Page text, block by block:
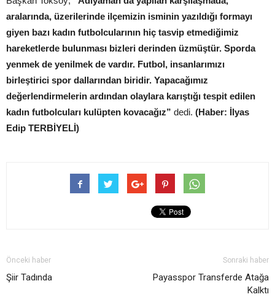
aralarında, üzerilerinde ilçemizin isminin yazıldığı formayı
giyen bazı kadın futbolcularının hiç tasvip etmediğimiz
hareketlerde bulunması bizleri derinden üzmüştür. Sporda
yenmek de yenilmek de vardır. Futbol, insanlarımızı
birleştirici spor dallarından biridir. Yapacağımız
değerlendirmelerin ardından olaylara karıştığı tespit edilen
kadın futbolcuları kulüpten kovacağız” dedi. (Haber: İlyas
Edip TERBİYELİ)
Önceki haber
Şiir Tadında
Sonraki haber
Payasspor Transferde Atağa
Kalktı